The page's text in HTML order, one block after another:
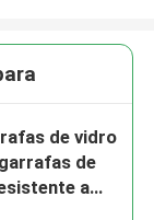
de vidro
de
a